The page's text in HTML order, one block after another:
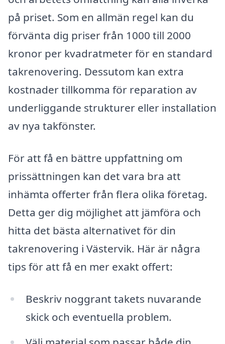
på priset. Som en allmän regel kan du
förvänta dig priser från 1000 till 2000
kronor per kvadratmeter för en standard
takrenovering. Dessutom kan extra
kostnader tillkomma för reparation av
underliggande strukturer eller installation
av nya takfönster.
För att få en bättre uppfattning om
prissättningen kan det vara bra att
inhämta offerter från flera olika företag.
Detta ger dig möjlighet att jämföra och
hitta det bästa alternativet för din
takrenovering i Västervik. Här är några
tips för att få en mer exakt offert:
Beskriv noggrant takets nuvarande
skick och eventuella problem.